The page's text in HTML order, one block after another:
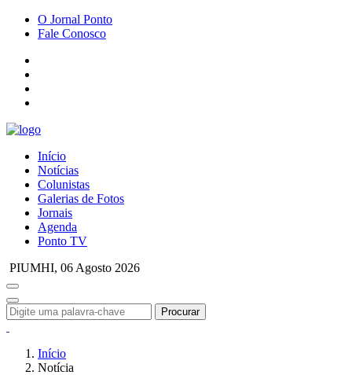
O Jornal Ponto
Fale Conosco
Início
Notícias
Colunistas
Galerias de Fotos
Jornais
Agenda
Ponto TV
PIUMHI, 06 Agosto 2026
Procurar
Início
Notícia